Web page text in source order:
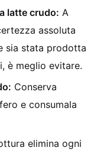
latte crudo: A
assoluta
sia stata prodotta
è meglio evitare.
Conserva
e consumala
elimina ogni